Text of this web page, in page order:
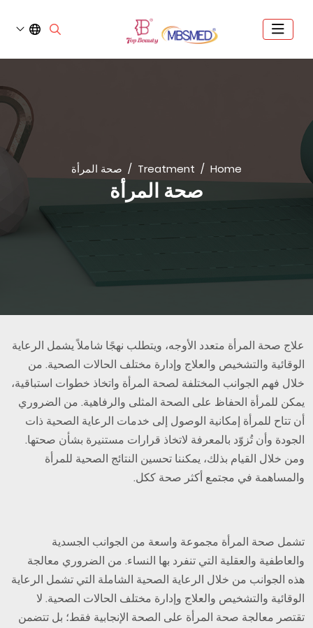
Home
Treatment صحة المرأة
صحة المرأة
علاج صحة المرأة متعدد الأوجه، ويتطلب نهجًا شاملاً يشمل الرعاية
الوقائية والتشخيص والعلاج وإدارة مختلف الحالات الصحية. من
خلال فهم الجوانب المختلفة لصحة المرأة واتخاذ خطوات استباقية،
يمكن للمرأة الحفاظ على الصحة المثلى والرفاهية. من الضروري
أن تتاح للمرأة إمكانية الوصول إلى خدمات الرعاية الصحية ذات
الجودة وأن تُزوّد بالمعرفة لاتخاذ قرارات مستنيرة بشأن صحتها.
ومن خلال القيام بذلك، يمكننا تحسين النتائج الصحية للمرأة
والمساهمة في مجتمع أكثر صحة ككل.
تشمل صحة المرأة مجموعة واسعة من الجوانب الجسدية
والعاطفية والعقلية التي تنفرد بها النساء. من الضروري معالجة
هذه الجوانب من خلال الرعاية الصحية الشاملة التي تشمل الرعاية
الوقائية والتشخيص والعلاج وإدارة مختلف الحالات الصحية. لا
تقتصر معالجة صحة المرأة على الصحة الإنجابية فقط؛ بل تتضمن